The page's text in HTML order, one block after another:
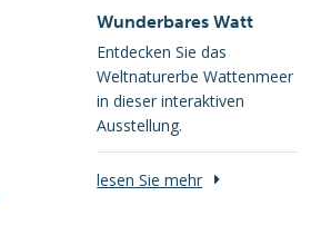
Wunderbares Watt
Entdecken Sie das
Weltnaturerbe Wattenmeer
in dieser interaktiven
Ausstellung.
lesen Sie mehr